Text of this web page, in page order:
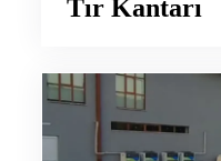
Tır Kantarı